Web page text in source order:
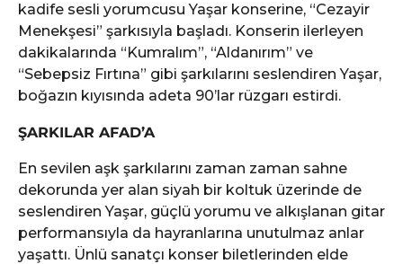
kadife sesli yorumcusu Yaşar konserine, “Cezayir
Menekşesi” şarkısıyla başladı. Konserin ilerleyen
dakikalarında “Kumralım”, “Aldanırım” ve
“Sebepsiz Fırtına” gibi şarkılarını seslendiren Yaşar,
boğazın kıyısında adeta 90’lar rüzgarı estirdi.
ŞARKILAR AFAD’A
En sevilen aşk şarkılarını zaman zaman sahne
dekorunda yer alan siyah bir koltuk üzerinde de
seslendiren Yaşar, güçlü yorumu ve alkışlanan gitar
performansıyla da hayranlarına unutulmaz anlar
yaşattı. Ünlü sanatçı konser biletlerinden elde